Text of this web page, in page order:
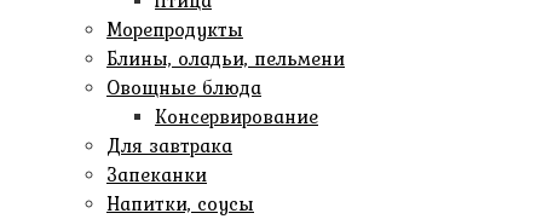
Морепродукты
Блины, оладьи, пельмени
Овощные блюда
Консервирование
Для завтрака
Запеканки
Напитки, соусы